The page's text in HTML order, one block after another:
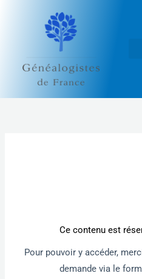
Ce contenu est
Pour pouvoir y accéder,
demande via le